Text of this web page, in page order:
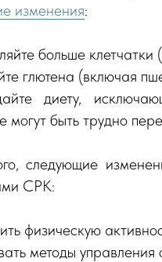
изменения:
больше
глютена (включая
диету,
могут быть трудно
следующие
СРК:
физическую
методы управления